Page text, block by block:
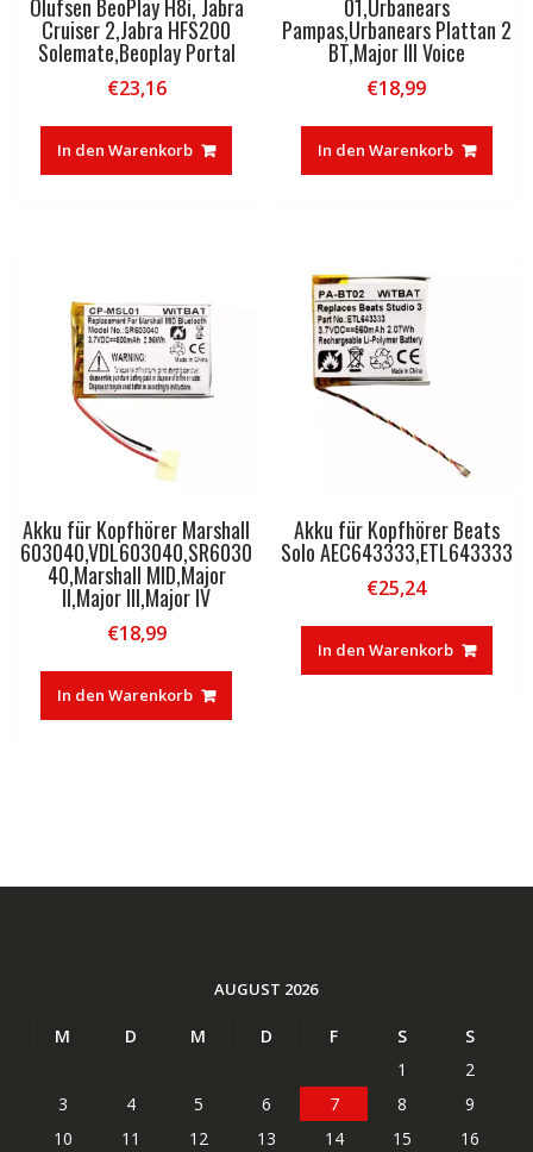
Olufsen BeoPlay H8i, Jabra
Cruiser 2,Jabra HFS200
Solemate,Beoplay Portal
€23,16
In den Warenkorb
01,Urbanears
Pampas,Urbanears Plattan 2
BT,Major III Voice
€18,99
In den Warenkorb
Akku für Kopfhörer Marshall
603040,VDL603040,SR6030
40,Marshall MID,Major
II,Major III,Major IV
€18,99
In den Warenkorb
Akku für Kopfhörer Beats
Solo AEC643333,ETL643333
€25,24
In den Warenkorb
AUGUST 2026
M D M D F S
S
1
2
3
4 5 6 7 8
9
10
11 12 13 14 15
16